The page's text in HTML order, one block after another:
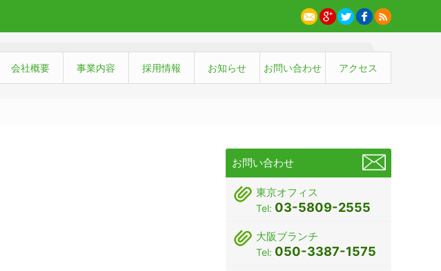
会社概要 事業内容 採用情報 お知らせ お問い合わせ アクセス
お問い合わせ
東京オフィス
Tel: 03-5809-2555
大阪ブランチ
Tel: 050-3387-1575